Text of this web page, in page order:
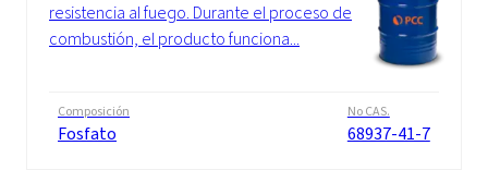
resistencia al fuego. Durante el proceso de
combustión, el producto funciona...
Composición
Fosfato
No CAS.
68937-41-7